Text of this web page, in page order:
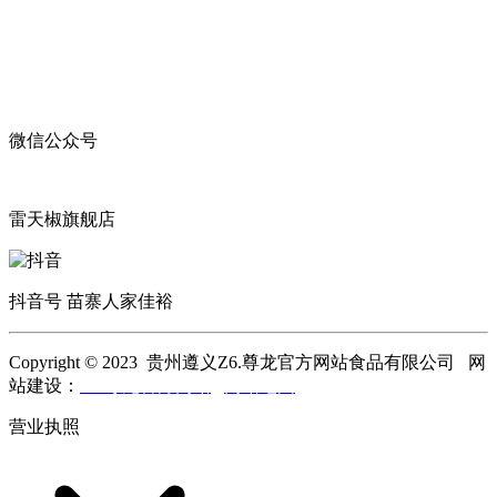
微信公众号
雷天椒旗舰店
抖音号 苗寨人家佳裕
Copyright © 2023 贵州遵义Z6.尊龙官方网站食品有限公司 网
站建设：
营业执照